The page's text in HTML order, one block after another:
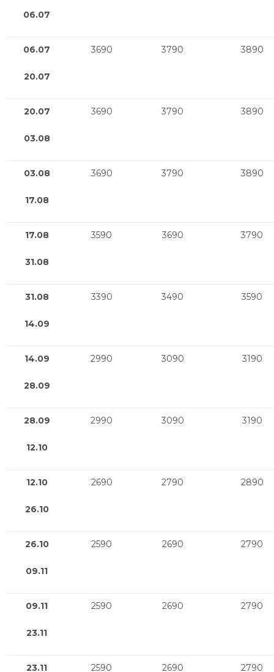
06.07
06.07
20.07
3690 3790 3890
20.07
03.08
3690 3790 3890
03.08
17.08
3690 3790 3890
17.08
31.08
3590 3690 3790
31.08
14.09
3390 3490 3590
14.09
28.09
2990 3090 3190
28.09
12.10
2990 3090 3190
12.10
26.10
2690 2790 2890
26.10
09.11
2590 2690 2790
09.11
23.11
2590 2690 2790
23.11 2590 2690 2790